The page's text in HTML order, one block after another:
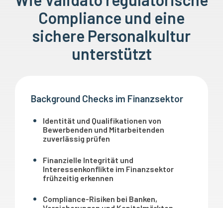
Compliance und eine
sichere Personalkultur
unterstützt
Background Checks im Finanzsektor
Identität und Qualifikationen von
Bewerbenden und Mitarbeitenden
zuverlässig prüfen
Finanzielle Integrität und
Interessenkonflikte im Finanzsektor
frühzeitig erkennen
Compliance-Risiken bei Banken,